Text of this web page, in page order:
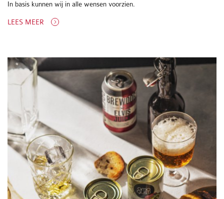
In basis kunnen wij in alle wensen voorzien.
LEES MEER